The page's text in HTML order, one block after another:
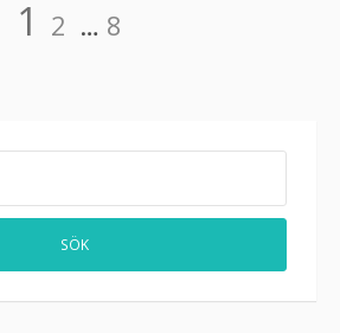
Sida
1 Sida
2 … Sida
8